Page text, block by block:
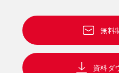
無料
資料ダ